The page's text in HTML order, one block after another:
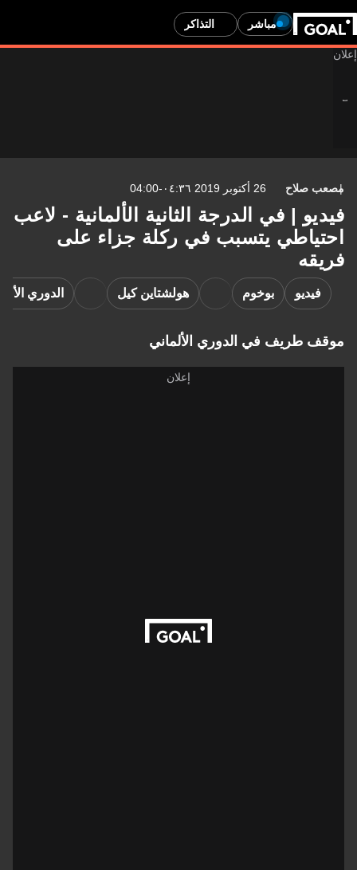
مباشر التذاكر
مصعب صلاح 26 أكتوبر 2019 ٠٤:٣٦-04:00
فيديو | في الدرجة الثانية الألمانية - لاعب
احتياطي يتسبب في ركلة جزاء على
فريقه
فيديو بوخوم هولشتاين كيل الدوري
موقف طريف في الدوري الألماني